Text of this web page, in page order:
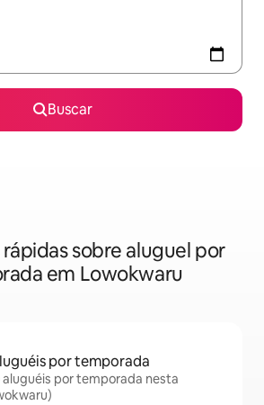
Buscar
sobre aluguel por
em Lowokwaru
por temporada
aluguéis por temporada nesta